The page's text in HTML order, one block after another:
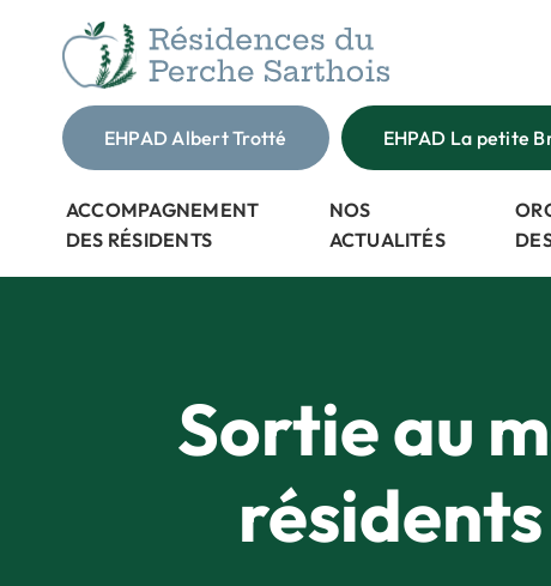
contenu
EHPAD Albert Trotté EHPAD La petite
ACCOMPAGNEMENT
DES RÉSIDENTS
NOS
ACTUALITÉS
Sortie au